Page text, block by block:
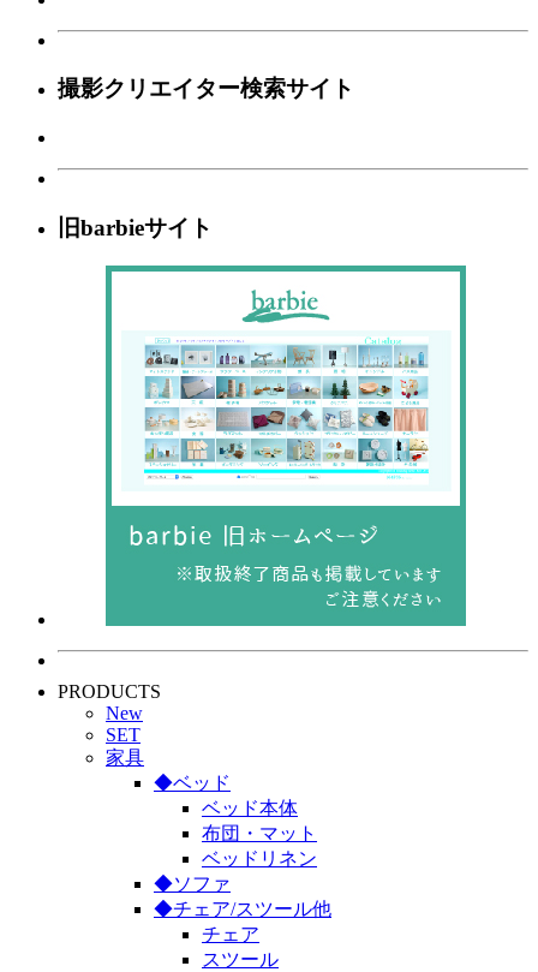
撮影クリエイター検索サイト
旧barbieサイト
PRODUCTS
New
SET
家具
◆ベッド
ベッド本体
布団・マット
ベッドリネン
◆ソファ
◆チェア/スツール他
チェア
スツール